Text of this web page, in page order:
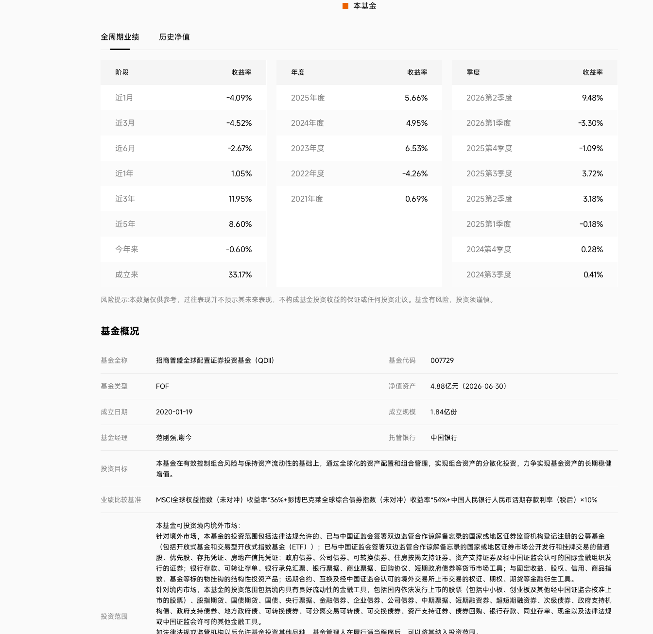
本基金
全周期业绩 历史净值
阶段 收益率
近1月 -4.09%
近3月 -4.52%
近6月 -2.67%
近1年 1.05%
近3年 11.95%
近5年 8.60%
今年来 -0.60%
成立来 33.17%
年度 收益率
2025年度 5.66%
2024年度 4.95%
2023年度 6.53%
2022年度 -4.26%
2021年度 0.69%
季度 收益率
2026第2季度 9.48%
2026第1季度 -3.30%
2025第4季度 -1.09%
2025第3季度 3.72%
2025第2季度 3.18%
2025第1季度 -0.18%
2024第4季度 0.28%
2024第3季度 0.41%
2024第2季度
2022第2季度 -5.85%
2021第4季度 -2.24%
2021第3季度
2021第2季度 1.45%
2021第1季度
风险提示:本数据仅供参考，过往表现并不预示其未来表现，不构成基金投资收益的保证或任何投资建议。基金有风险，投资须谨慎。
基金概况
基金全称 招商普盛全球配置证券投资基金（QDII） 基金代码 007729
基金类型 FOF 净值资产 4.88亿元（2026-06-30）
成立日期 2020-01-19 成立规模 1.84亿份
基金经理 范刚强,谢今 托管银行 中国银行
投资目标
本基金在有效控制组合风险与保持资产流动性的基础上，通过全球化的资产配置和组合管理，实现组合资产的分散化投资，力争实现基金资产的长期稳健
增值。
业绩比较基准 MSCI全球权益指数（未对冲）收益率*36%+彭博巴克莱全球综合债券指数（未对冲）收益率*54%+中国人民银行人民币活期存款利率（税后）×10%
投资范围
本基金可投资境内境外市场：
针对境外市场，本基金的投资范围包括法律法规允许的、已与中国证监会签署双边监管合作谅解备忘录的国家或地区证券监管机构登记注册的公募基金
（包括开放式基金和交易型开放式指数基金（ETF））；已与中国证监会签署双边监管合作谅解备忘录的国家或地区证券市场公开发行和挂牌交易的普通
股、优先股、存托凭证、房地产信托凭证；政府债券、公司债券、可转换债券、住房按揭支持证券、资产支持证券及经中国证监会认可的国际金融组织发
行的证券；银行存款、可转让存单、银行承兑汇票、银行票据、商业票据、回购协议、短期政府债券等货币市场工具；与固定收益、股权、信用、商品指
数、基金等标的物挂钩的结构性投资产品；远期合约、互换及经中国证监会认可的境外交易所上市交易的权证、期权、期货等金融衍生工具。
针对境内市场，本基金的投资范围包括境内具有良好流动性的金融工具，包括国内依法发行上市的股票（包括中小板、创业板及其他经中国证监会核准上
市的股票）、股指期货、国债期货、国债、央行票据、金融债券、企业债券、公司债券、中期票据、短期融资券、超短期融资券、次级债券、政府支持机
构债、政府支持债券、地方政府债、可转换债券、可分离交易可转债、可交换债券、资产支持证券、债券回购、银行存款、同业存单、现金以及法律法规
或中国证监会许可的其他金融工具。